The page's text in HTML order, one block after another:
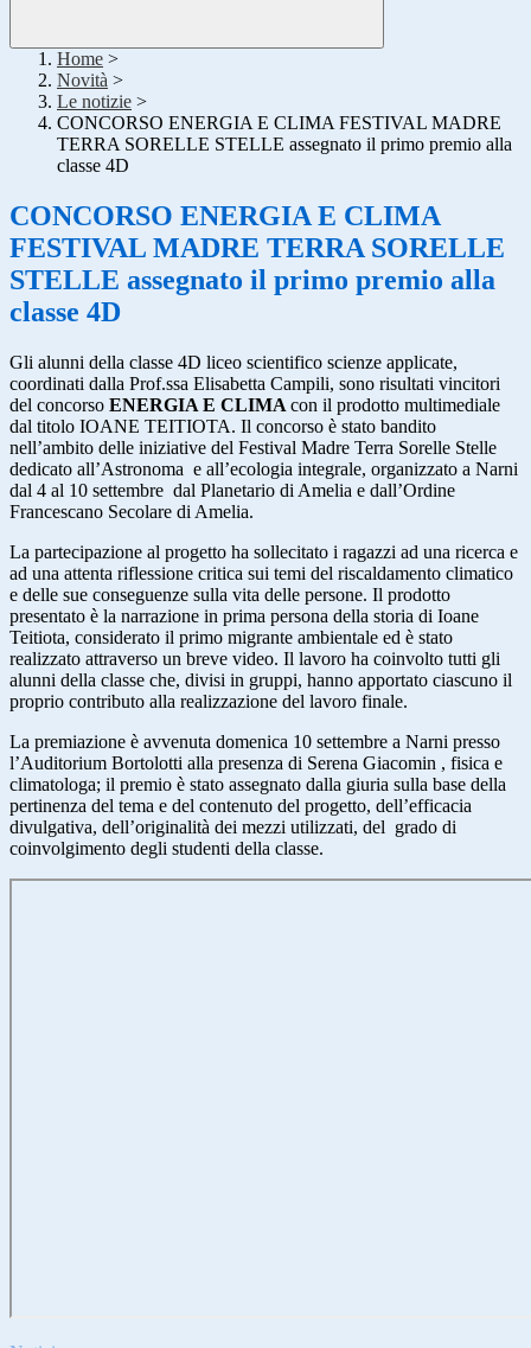
Home >
Novità >
Le notizie >
CONCORSO ENERGIA E CLIMA FESTIVAL MADRE
TERRA SORELLE STELLE assegnato il primo premio alla
classe 4D
CONCORSO ENERGIA E CLIMA
FESTIVAL MADRE TERRA SORELLE
STELLE assegnato il primo premio alla
classe 4D
Gli alunni della classe 4D liceo scientifico scienze applicate,
coordinati dalla Prof.ssa Elisabetta Campili, sono risultati vincitori
del concorso ENERGIA E CLIMA con il prodotto multimediale
dal titolo IOANE TEITIOTA. Il concorso è stato bandito
nell’ambito delle iniziative del Festival Madre Terra Sorelle Stelle
dedicato all’Astronoma e all’ecologia integrale, organizzato a Narni
dal 4 al 10 settembre dal Planetario di Amelia e dall’Ordine
Francescano Secolare di Amelia.
La partecipazione al progetto ha sollecitato i ragazzi ad una ricerca e
ad una attenta riflessione critica sui temi del riscaldamento climatico
e delle sue conseguenze sulla vita delle persone. Il prodotto
presentato è la narrazione in prima persona della storia di Ioane
Teitiota, considerato il primo migrante ambientale ed è stato
realizzato attraverso un breve video. Il lavoro ha coinvolto tutti gli
alunni della classe che, divisi in gruppi, hanno apportato ciascuno il
proprio contributo alla realizzazione del lavoro finale.
La premiazione è avvenuta domenica 10 settembre a Narni presso
l’Auditorium Bortolotti alla presenza di Serena Giacomin , fisica e
climatologa; il premio è stato assegnato dalla giuria sulla base della
pertinenza del tema e del contenuto del progetto, dell’efficacia
divulgativa, dell’originalità dei mezzi utilizzati, del grado di
coinvolgimento degli studenti della classe.